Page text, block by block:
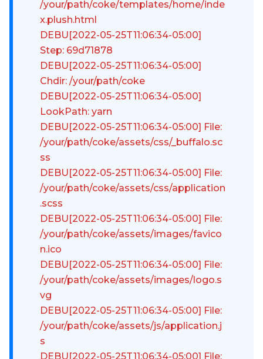
/your/path/coke/templates/home/inde
x.plush.html
DEBU[2022-05-25T11:06:34-05:00]
Step: 69d71878
DEBU[2022-05-25T11:06:34-05:00]
Chdir: /your/path/coke
DEBU[2022-05-25T11:06:34-05:00]
LookPath: yarn
DEBU[2022-05-25T11:06:34-05:00] File:
/your/path/coke/assets/css/_buffalo.sc
ss
DEBU[2022-05-25T11:06:34-05:00] File:
/your/path/coke/assets/css/application
.scss
DEBU[2022-05-25T11:06:34-05:00] File:
/your/path/coke/assets/images/favico
n.ico
DEBU[2022-05-25T11:06:34-05:00] File:
/your/path/coke/assets/images/logo.s
vg
DEBU[2022-05-25T11:06:34-05:00] File:
/your/path/coke/assets/js/application.j
s
DEBU[2022-05-25T11:06:34-05:00] File: